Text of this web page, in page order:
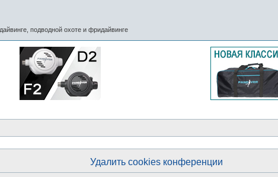
подводной охоте и фридайвинге
Удалить cookies конференции